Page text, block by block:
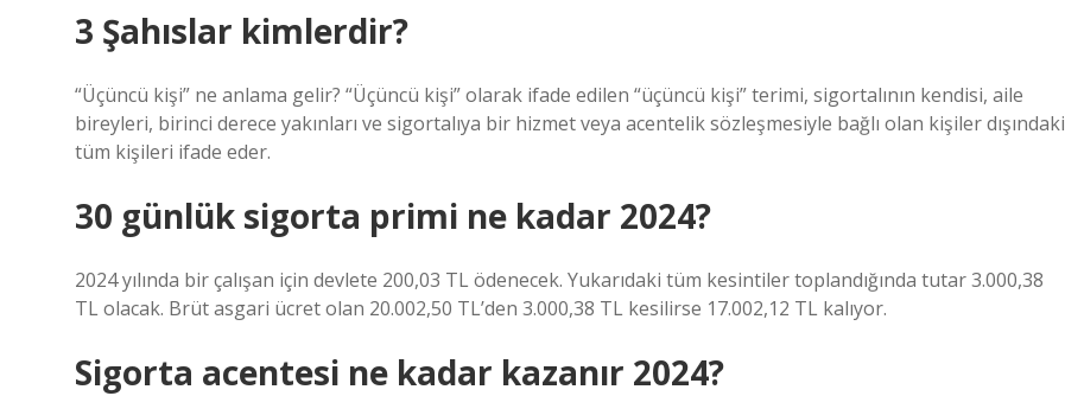
3 Şahıslar kimlerdir?
“Üçüncü kişi” ne anlama gelir? “Üçüncü kişi” olarak ifade edilen “üçüncü kişi” terimi, sigortalının kendisi, aile
bireyleri, birinci derece yakınları ve sigortalıya bir hizmet veya acentelik sözleşmesiyle bağlı olan kişiler dışındaki
tüm kişileri ifade eder.
30 günlük sigorta primi ne kadar 2024?
2024 yılında bir çalışan için devlete 200,03 TL ödenecek. Yukarıdaki tüm kesintiler toplandığında tutar 3.000,38
TL olacak. Brüt asgari ücret olan 20.002,50 TL’den 3.000,38 TL kesilirse 17.002,12 TL kalıyor.
Sigorta acentesi ne kadar kazanır 2024?